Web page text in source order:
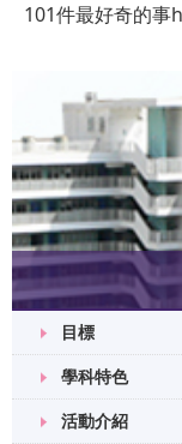
101件最好奇的
目標
學科特色
活動介紹